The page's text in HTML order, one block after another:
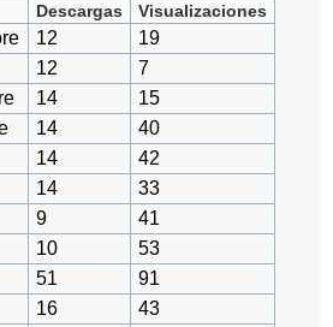
Descargas Visualizaciones
12
19
12
7
14
15
14
40
14
42
14
33
9
41
10
53
51
91
16
43